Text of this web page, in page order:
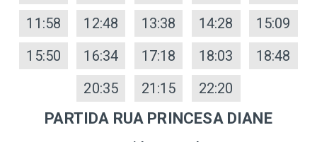
11:58
12:48 13:38 14:28
15:09
15:50
16:34 17:18 18:03
18:48
20:35
21:15 22:20
PARTIDA RUA PRINCESA DIANE